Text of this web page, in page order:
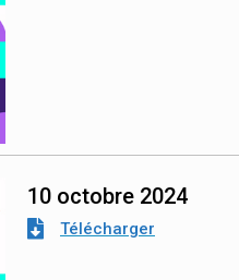
10 octobre 2024
Télécharger